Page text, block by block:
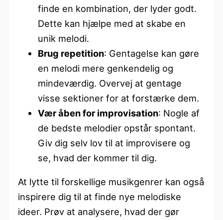
finde en kombination, der lyder godt.
Dette kan hjælpe med at skabe en
unik melodi.
Brug repetition: Gentagelse kan gøre
en melodi mere genkendelig og
mindeværdig. Overvej at gentage
visse sektioner for at forstærke dem.
Vær åben for improvisation: Nogle af
de bedste melodier opstår spontant.
Giv dig selv lov til at improvisere og
se, hvad der kommer til dig.
At lytte til forskellige musikgenrer kan også
inspirere dig til at finde nye melodiske
ideer. Prøv at analysere, hvad der gør